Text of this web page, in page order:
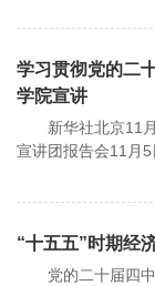
学习贯彻党的二
学院宣讲
新华社北京11月
宣讲团报告会11月5
“十五五”时期经
党的二十届四中